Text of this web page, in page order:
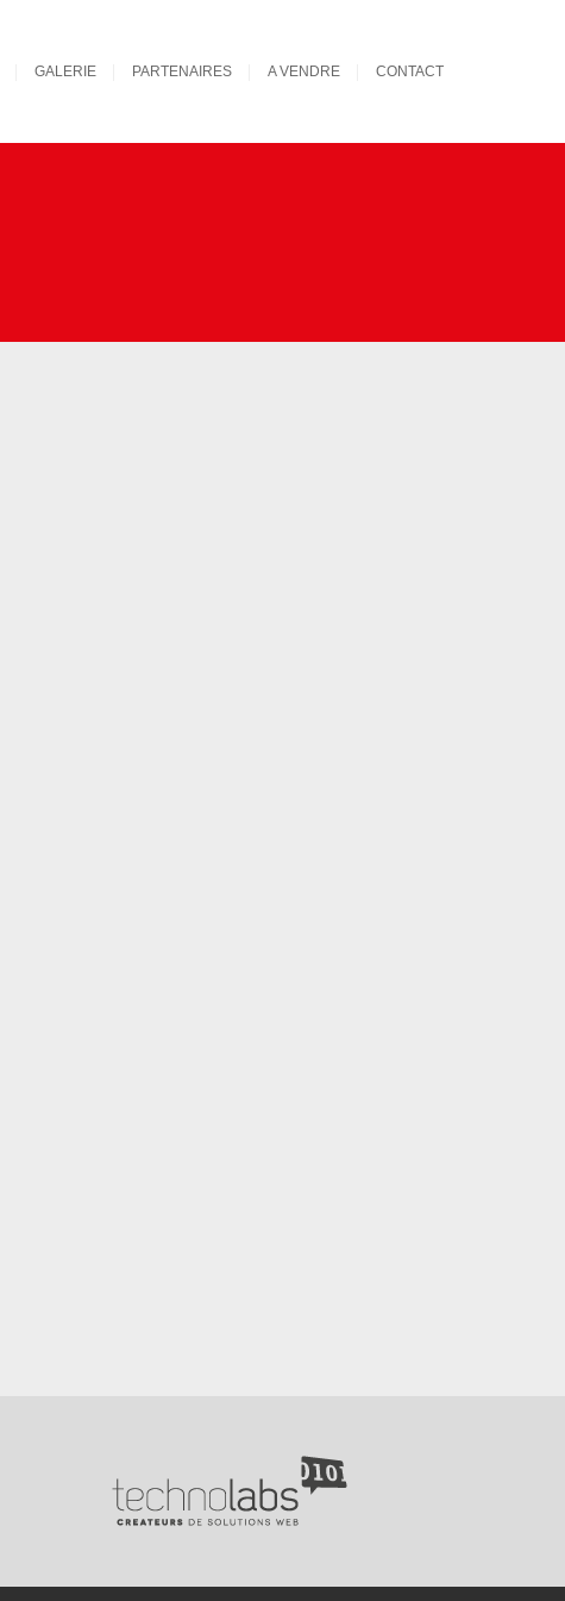
GALERIE PARTENAIRES A VENDRE CONTACT